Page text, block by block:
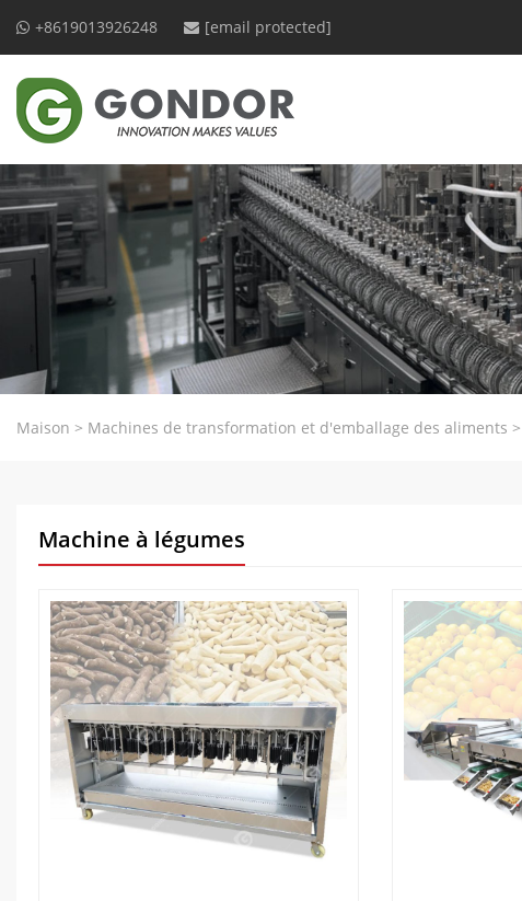
+8619013926248 [email protected]
Maison > Machines de transformation et d'emballage des aliments >
Machine à légumes